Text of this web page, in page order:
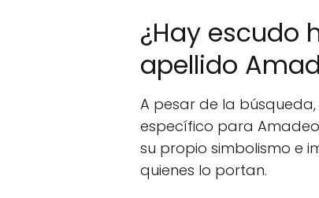
¿Hay escudo
apellido
A pesar de la
específico para
su propio simbolismo e
quienes lo portan.